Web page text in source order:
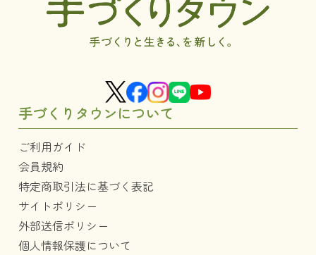
手づくりタウンについて
ご利用ガイド
会員規約
特定商取引法に基づく表記
サイトポリシー
外部送信ポリシー
個人情報保護について